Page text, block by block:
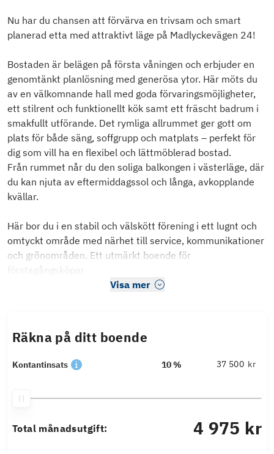
Nu har du chansen att förvärva en trivsam och smart
planerad etta med attraktivt läge på Madlyckevägen 24!
Bostaden är belägen på första våningen och erbjuder en
genomtänkt planlösning med generösa ytor. Här möts du
av en välkomnande hall med goda förvaringsmöjligheter,
ett stilrent och funktionellt kök samt ett fräscht badrum i
smakfullt utförande. Det rymliga allrummet ger gott om
plats för både säng, soffgrupp och matplats – perfekt för
dig som vill ha en flexibel och lättmöblerad bostad.
Från rummet når du den soliga balkongen i västerläge, där
du kan njuta av eftermiddagssol och långa, avkopplande
kvällar.
Här bor du i en stabil och välskött förening i ett lugnt och
omtyckt område med närhet till service, kommunikationer
och grönområden. Ett utmärkt boende för
förstagångsköpar
Visa mer
Räkna på ditt boende
Kontantinsats 10 % kr
Total månadsutgift: 4 975 kr